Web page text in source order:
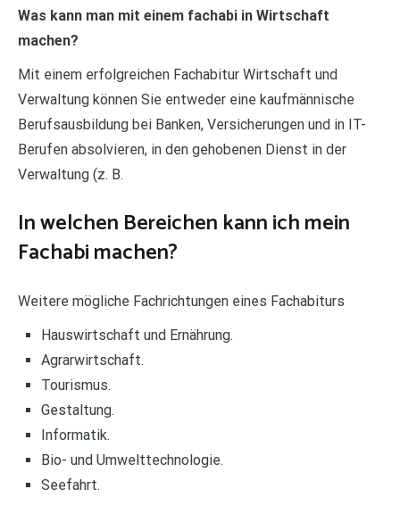
Was kann man mit einem fachabi in Wirtschaft
machen?
Mit einem erfolgreichen Fachabitur Wirtschaft und
Verwaltung können Sie entweder eine kaufmännische
Berufsausbildung bei Banken, Versicherungen und in IT-
Berufen absolvieren, in den gehobenen Dienst in der
Verwaltung (z. B.
In welchen Bereichen kann ich mein
Fachabi machen?
Weitere mögliche Fachrichtungen eines Fachabiturs
Hauswirtschaft und Ernährung.
Agrarwirtschaft.
Tourismus.
Gestaltung.
Informatik.
Bio- und Umwelttechnologie.
Seefahrt.